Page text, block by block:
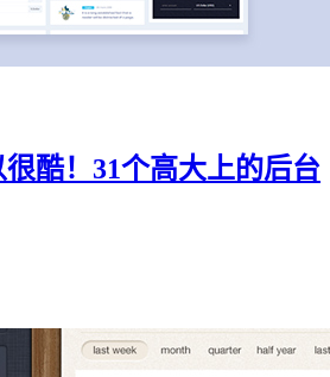
酷！31个高大上的后台